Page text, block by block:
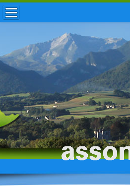
ACCUEIL / INFOS
MUNICIPALITÉ
VIE LOCALE
ENFANCE
TOURISME
HISTOIRE